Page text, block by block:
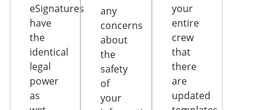
eSignatures
have
the
identical
legal
power
as
any
concerns
about
the
safety
of
your
your
entire
crew
that
there
are
updated